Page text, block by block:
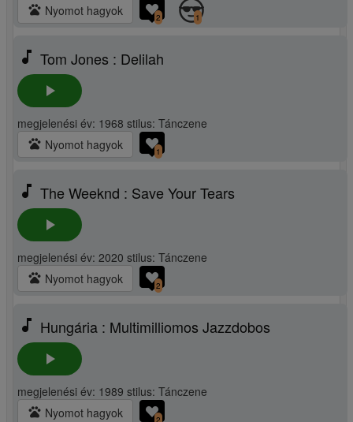
pets Nyomot hagyok 2 1
music_note Tom Jones : Delilah
play_arrow
megjelenési év: 1968 stilus: Tánczene
pets Nyomot hagyok 1
music_note The Weeknd : Save Your Tears
play_arrow
megjelenési év: 2020 stilus: Tánczene
pets Nyomot hagyok 2
music_note Hungária : Multimilliomos Jazzdobos
play_arrow
megjelenési év: 1989 stilus: Tánczene
pets Nyomot hagyok 2